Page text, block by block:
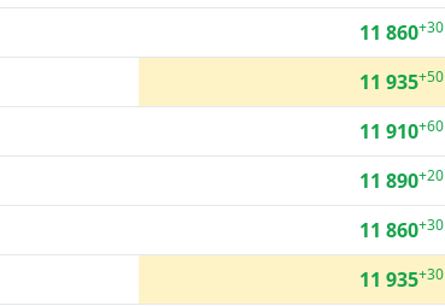
11 860+30
11 935+50
11 910+60
11 890+20
11 860+30
11 935+30